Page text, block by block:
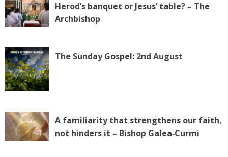
Herod’s banquet or Jesus’ table? – The
Archbishop
The Sunday Gospel: 2nd August
A familiarity that strengthens our faith,
not hinders it – Bishop Galea‑Curmi